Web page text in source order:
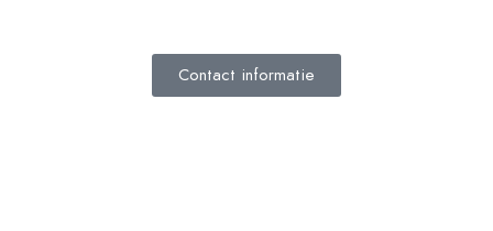
Contact informatie